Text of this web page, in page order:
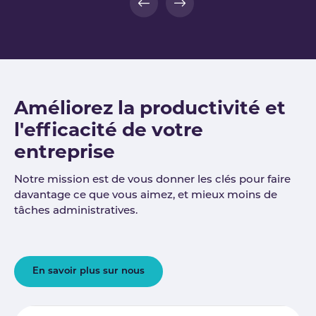
Améliorez la productivité et
l'efficacité de votre
entreprise
Notre mission est de vous donner les clés pour faire
davantage ce que vous aimez, et mieux moins de
tâches administratives.
En savoir plus sur nous